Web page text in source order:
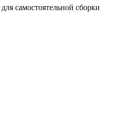
самостоятельной сборки